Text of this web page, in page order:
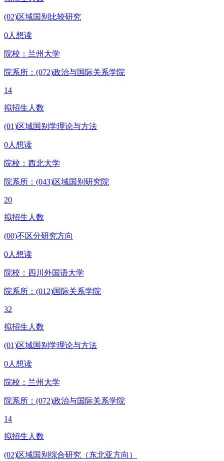
(02)区域国别比较研究
0人想读
院校： 兰州大学
院系所：(072)政治与国际关系学院
14
拟招生人数
(01)区域国别学理论与方法
0人想读
院校： 西北大学
院系所：(043)区域国别研究院
20
拟招生人数
(00)不区分研究方向
0人想读
院校： 四川外国语大学
院系所：(012)国际关系学院
32
拟招生人数
(01)区域国别学理论与方法
0人想读
院校： 兰州大学
院系所：(072)政治与国际关系学院
14
拟招生人数
(02)区域国别综合研究（东北亚方向）